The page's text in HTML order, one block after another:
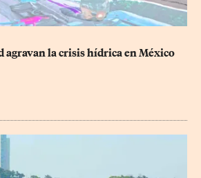
agravan la crisis hídrica en México